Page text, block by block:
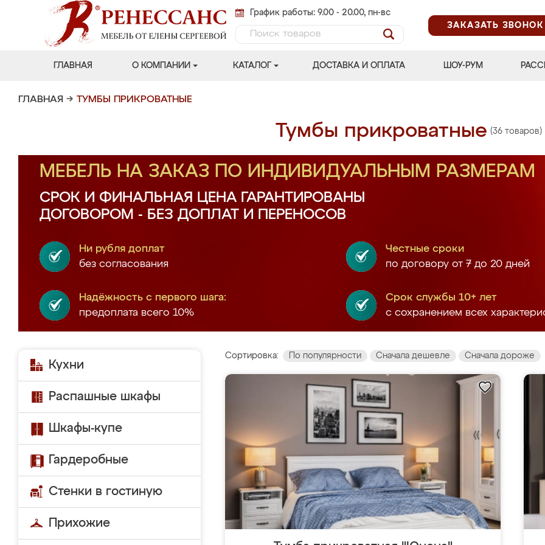
График работы: 9.00 - 20.00, пн-вс
ЗАКАЗАТЬ ЗВОНОК
ГЛАВНАЯ О КОМПАНИИ КАТАЛОГ ДОСТАВКА И ОПЛАТА ШОУ-РУМ
ГЛАВНАЯ → ТУМБЫ ПРИКРОВАТНЫЕ
Тумбы прикроватные (36 товаров)
МЕБЕЛЬ НА ЗАКАЗ ПО ИНДИВИДУАЛЬНЫМ РАЗМЕРАМ
СРОК И ФИНАЛЬНАЯ ЦЕНА ГАРАНТИРОВАНЫ
ДОГОВОРОМ - БЕЗ ДОПЛАТ И ПЕРЕНОСОВ
Ни рубля доплат
без согласования
Честные сроки
по договору от 7 до 20 дней
Надёжность с первого шага:
предоплата всего 10%
Срок службы 10+ лет
с сохранением всех
Кухни
Распашные шкафы
Шкафы-купе
Гардеробные
Стенки в гостиную
Прихожие
Сортировка: По популярности Сначала дешевле Сначала дороже